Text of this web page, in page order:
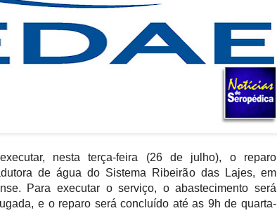
nesta terça-feira (26 de julho), o reparo
de água do Sistema Ribeirão das Lajes, em
Para executar o serviço, o abastecimento será
e o reparo será concluído até as 9h de quarta-